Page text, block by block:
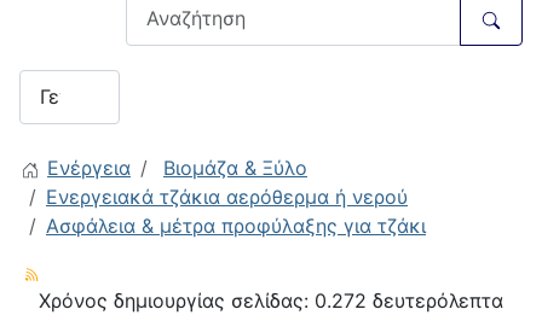
Ενέργεια
Βιομάζα & Ξύλο
Ενεργειακά τζάκια αερόθερμα ή νερού
Ασφάλεια & μέτρα προφύλαξης για τζάκι
Χρόνος δημιουργίας σελίδας: 0.272 δευτερόλεπτα